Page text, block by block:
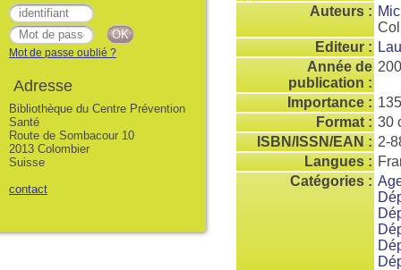
Auteurs :
Editeur :
Année de
publication :
Importance :
Format : 30
ISBN/ISSN/EAN : 2-
Langues :
Catégories :
Mot de passe oublié ?
Adresse
Bibliothèque du Centre Prévention
Santé
Route de Sombacour 10
2013 Colombier
Suisse
contact